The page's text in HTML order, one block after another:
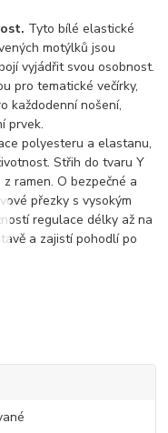
Tyto bílé elastické
motýlků jsou
vyjádřit svou osobnost.
pro tematické večírky,
každodenní nošení,
prvek.
polyesteru a elastanu,
Střih do tvaru Y
ramen. O bezpečné a
přezky s vysokým
regulace délky až na
a zajistí pohodlí po